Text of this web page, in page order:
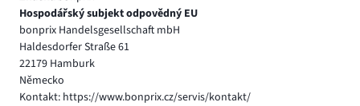
Hospodářský subjekt odpovědný EU
bonprix Handelsgesellschaft mbH
Haldesdorfer Straße 61
22179 Hamburk
Německo
Kontakt: https://www.bonprix.cz/servis/kontakt/